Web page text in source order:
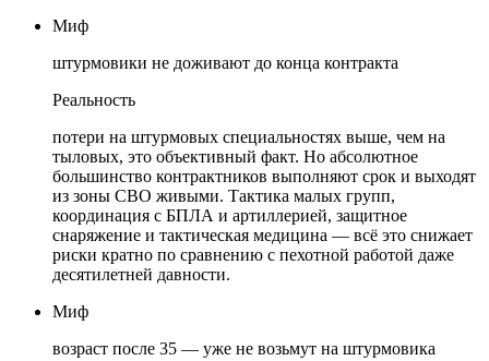
Миф
штурмовики не доживают до конца контракта
Реальность
потери на штурмовых специальностях выше, чем на
тыловых, это объективный факт. Но абсолютное
большинство контрактников выполняют срок и выходят
из зоны СВО живыми. Тактика малых групп,
координация с БПЛА и артиллерией, защитное
снаряжение и тактическая медицина — всё это снижает
риски кратно по сравнению с пехотной работой даже
десятилетней давности.
Миф
возраст после 35 — уже не возьмут на штурмовика